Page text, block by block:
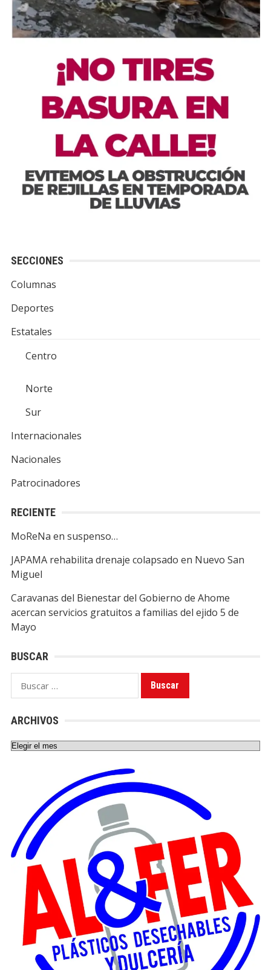
SECCIONES
Columnas
Deportes
Estatales
Centro
Norte
Sur
Internacionales
Nacionales
Patrocinadores
RECIENTE
MoReNa en suspenso…
JAPAMA rehabilita drenaje colapsado en Nuevo San
Miguel
Caravanas del Bienestar del Gobierno de Ahome
acercan servicios gratuitos a familias del ejido 5 de
Mayo
BUSCAR
Buscar:
ARCHIVOS
Archivos